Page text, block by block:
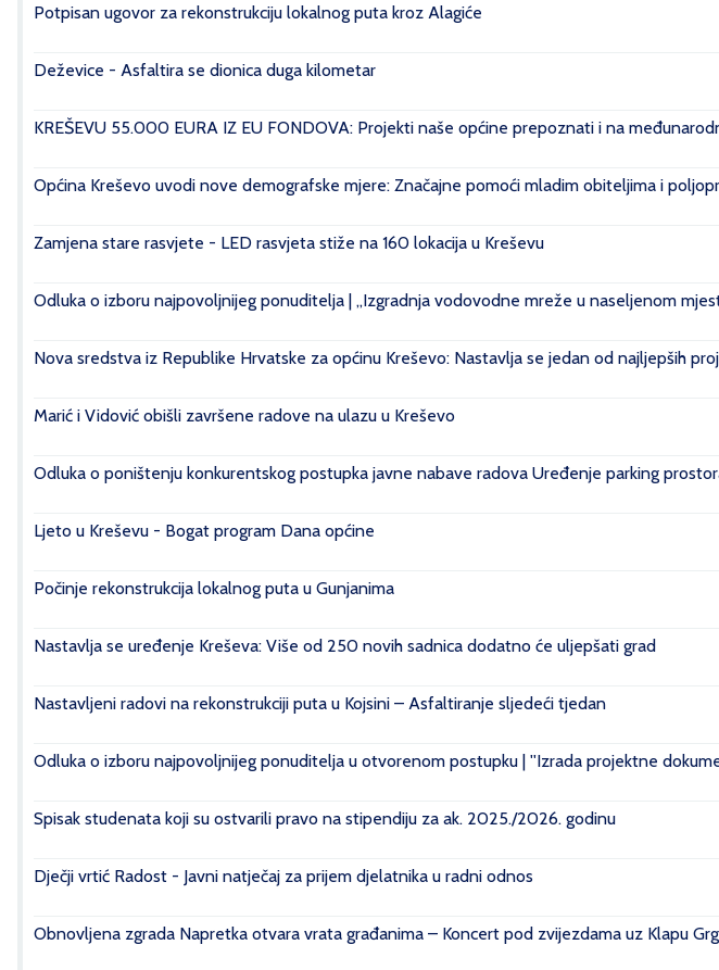
Potpisan ugovor za rekonstrukciju lokalnog puta kroz Alagiće
Deževice - Asfaltira se dionica duga kilometar
KREŠEVU 55.000 EURA IZ EU FONDOVA: Projekti naše općine prepoznati i na
Općina Kreševo uvodi nove demografske mjere: Značajne pomoći mladim obiteljima i
Zamjena stare rasvjete - LED rasvjeta stiže na 160 lokacija u Kreševu
Odluka o izboru najpovoljnijeg ponuditelja | „Izgradnja vodovodne mreže u naseljenom
Nova sredstva iz Republike Hrvatske za općinu Kreševo: Nastavlja se jedan od najljepših
Marić i Vidović obišli završene radove na ulazu u Kreševo
Odluka o poništenju konkurentskog postupka javne nabave radova Uređenje parking
Ljeto u Kreševu - Bogat program Dana općine
Počinje rekonstrukcija lokalnog puta u Gunjanima
Nastavlja se uređenje Kreševa: Više od 250 novih sadnica dodatno će uljepšati grad
Nastavljeni radovi na rekonstrukciji puta u Kojsini – Asfaltiranje sljedeći tjedan
Odluka o izboru najpovoljnijeg ponuditelja u otvorenom postupku | ''Izrada projektne
Spisak studenata koji su ostvarili pravo na stipendiju za ak. 2025./2026. godinu
Dječji vrtić Radost - Javni natječaj za prijem djelatnika u radni odnos
Obnovljena zgrada Napretka otvara vrata građanima – Koncert pod zvijezdama uz Klapu